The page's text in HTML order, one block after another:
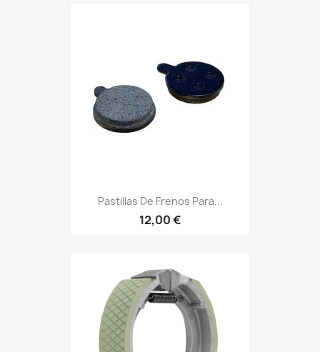
Pastillas De Frenos Para...
12,00 €